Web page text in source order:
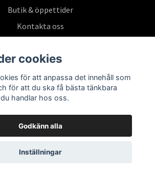
Butik & öppettider
Kontakta oss
på vårt nyhetsbrev
cookies
för att anpassa det innehåll som
för att du ska få bästa tänkbara
handlar hos oss.
Godkänn alla
Inställningar